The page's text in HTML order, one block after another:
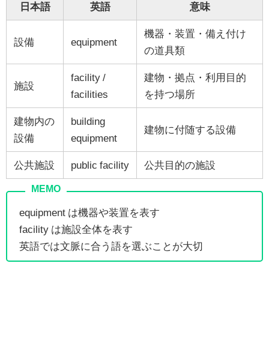
日本語 英語 意味
設備 equipment
機器・装置・備え付け
の道具類
施設
facility /
facilities
建物・拠点・利用目的
を持つ場所
建物内の
設備
building
equipment
建物に付随する設備
公共施設 public facility 公共目的の施設
equipment は機器や装置を表す
facility は施設全体を表す
英語では文脈に合う語を選ぶことが大切